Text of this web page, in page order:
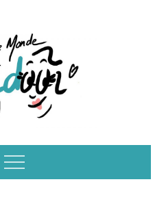
– le
Nadoo
Menu